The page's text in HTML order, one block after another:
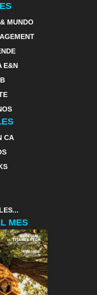
MUNDO
E&N
CA
MES